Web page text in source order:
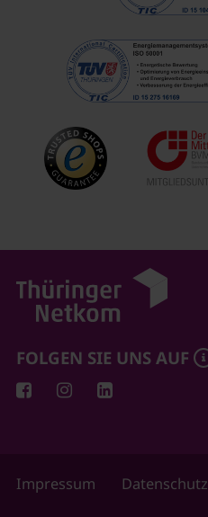
FOLGEN SIE UNS AUF
Impressum Datenschutz